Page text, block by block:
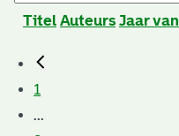
Titel Auteurs Jaar
1
...